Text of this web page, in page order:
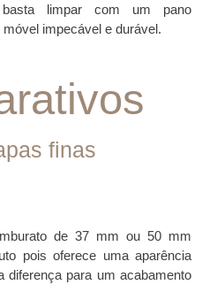
limpar com um pano
impecável e durável.
finas
de 37 mm ou 50 mm
pois oferece uma aparência
diferença para um acabamento